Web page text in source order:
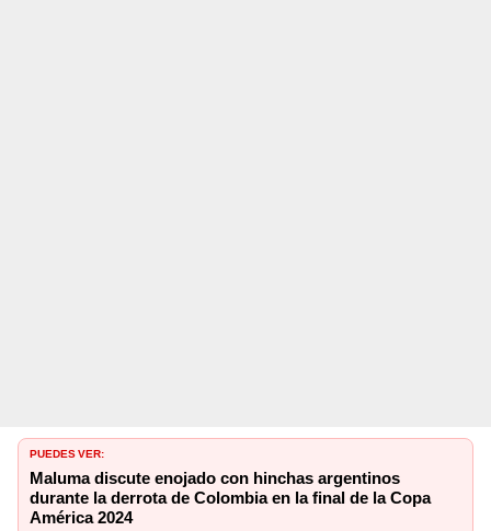
PUEDES VER:
Maluma discute enojado con hinchas argentinos
durante la derrota de Colombia en la final de la Copa
América 2024